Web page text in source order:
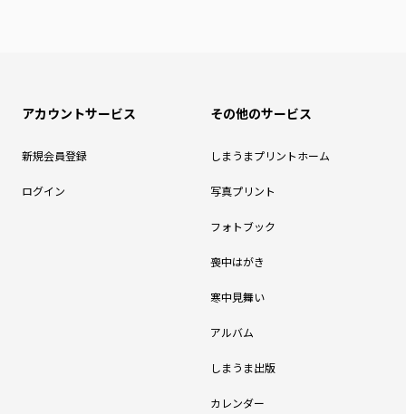
アカウントサービス
新規会員登録
ログイン
その他のサービス
しまうまプリントホーム
写真プリント
フォトブック
喪中はがき
寒中見舞い
アルバム
しまうま出版
カレンダー